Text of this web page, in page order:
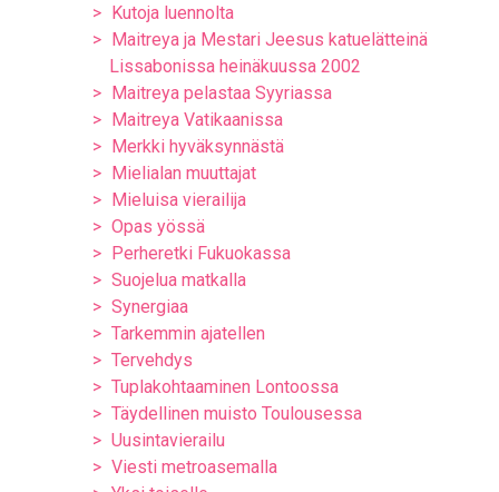
Kutoja luennolta
Maitreya ja Mestari Jeesus katuelätteinä
Lissabonissa heinäkuussa 2002
Maitreya pelastaa Syyriassa
Maitreya Vatikaanissa
Merkki hyväksynnästä
Mielialan muuttajat
Mieluisa vierailija
Opas yössä
Perheretki Fukuokassa
Suojelua matkalla
Synergiaa
Tarkemmin ajatellen
Tervehdys
Tuplakohtaaminen Lontoossa
Täydellinen muisto Toulousessa
Uusintavierailu
Viesti metroasemalla